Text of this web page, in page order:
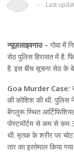
Last
न्यूज़लाइवनाउ – गोवा में
सेठ पुलिस हिरासत में है.
है. इस बीच सूचना सेठ के
Goa Murder Case:
की कोशिश की थी. पुलिस
बेंगलुरू स्थित
पोस्टमॉर्टम से कम से कम
थी. मृतक के शरीर पर
तार का इस्तेमाल किया